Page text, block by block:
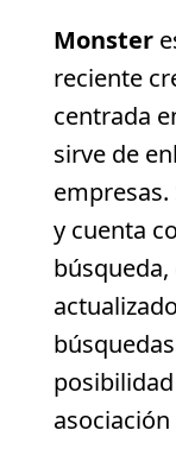
Monster
reciente
centrada
sirve de
empresas.
y cuenta